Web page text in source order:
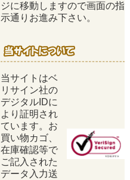
ジに移動しますので画面の指
示通りお進み下さい。
当サイトはベ
リサイン社の
デジタルIDに
より証明され
ています。お
買い物カゴ、
在庫確認等で
ご記入された
データ入力送